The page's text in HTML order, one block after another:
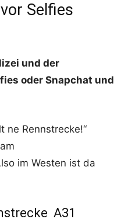
Selfies
und der
oder Snapchat und
ne Rennstrecke!“
im Westen ist da
A31